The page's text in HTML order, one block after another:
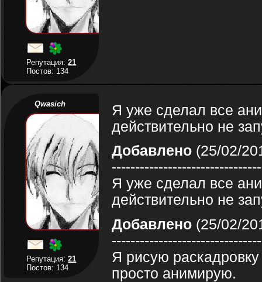
Репутация:21
Постов: 134
Qwasich
Репутация:21
Постов: 134
Я уже сделал все
действительно не
Добавлено(25/02/
Я уже сделал все
действительно не
Добавлено(25/02/
Я рисую
просто анимирую.